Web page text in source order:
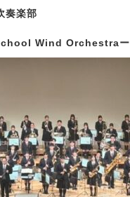
奏楽部
Wind Orchestraー